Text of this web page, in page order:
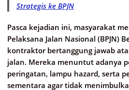
Strategis ke BPJN
Pasca kejadian ini, masyarakat
Pelaksana Jalan Nasional (BPJN)
kontraktor bertanggung jawab
jalan. Mereka menuntut adanya
peringatan, lampu hazard, serta
sementara agar tidak